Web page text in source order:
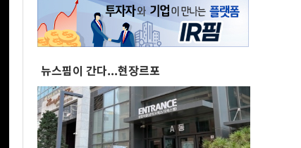
뉴스핌이 간다...현장르포